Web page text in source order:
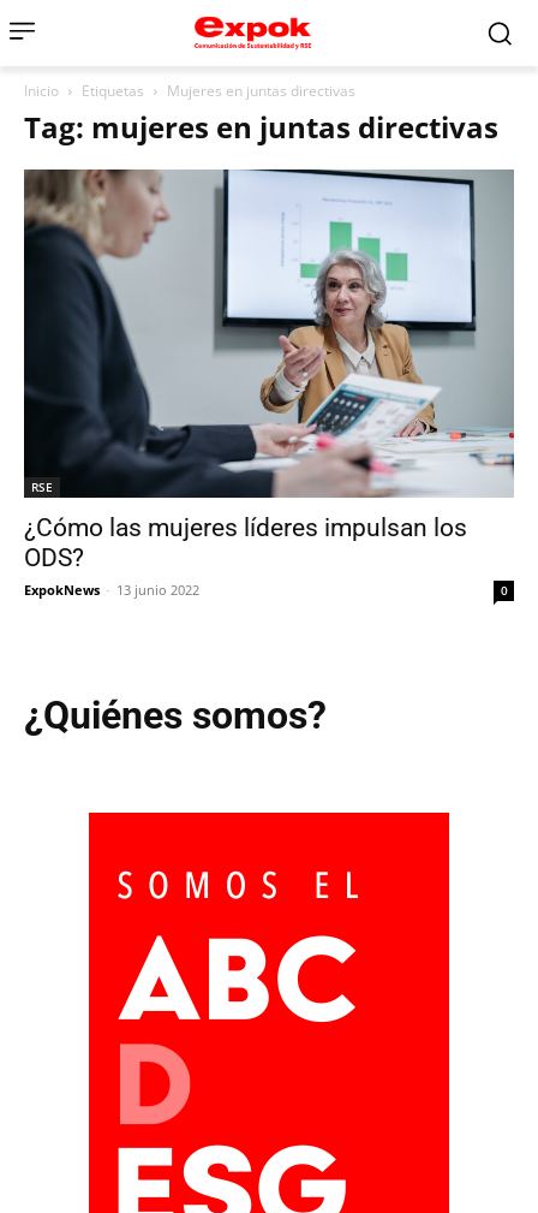
Inicio Etiquetas Mujeres en juntas directivas
Tag: mujeres en juntas directivas
RSE
¿Cómo las mujeres líderes impulsan los
ODS?
ExpokNews - 13 junio 2022 0
¿Quiénes somos?